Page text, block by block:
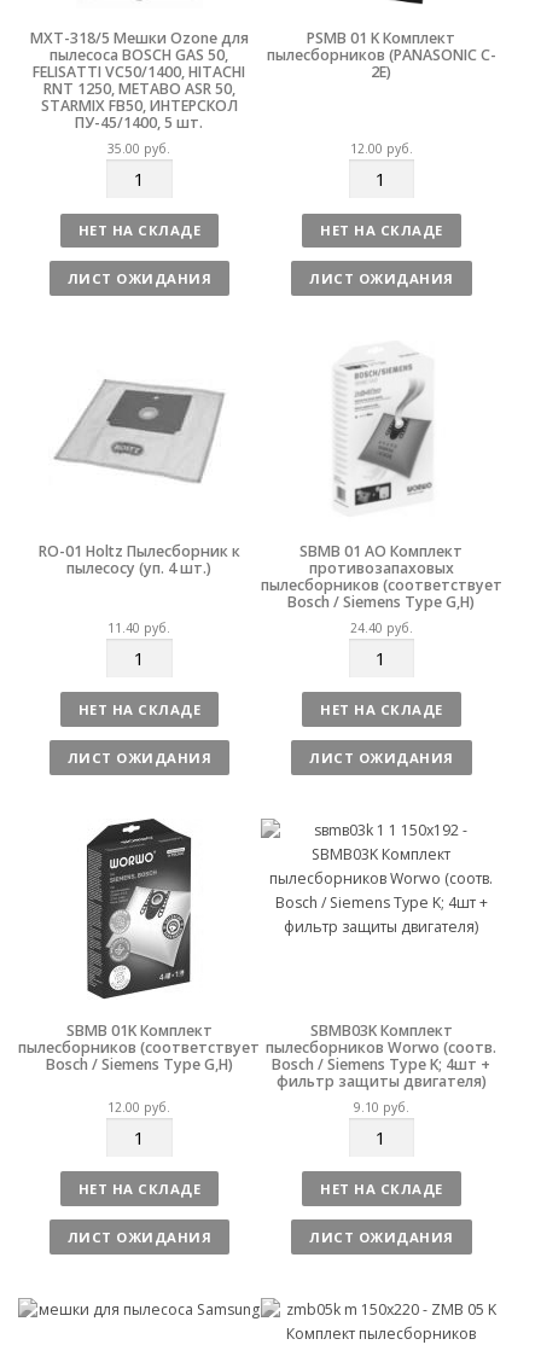
MXT-318/5 Мешки Ozone для
пылесоса BOSCH GAS 50,
FELISATTI VC50/1400, HITACHI
RNT 1250, METABO ASR 50,
STARMIX FB50, ИНТЕРСКОЛ
ПУ-45/1400, 5 шт.
35.00 руб.
л
и
ч
е
о
НЕТ НА СКЛАДЕ
ЛИСТ ОЖИДАНИЯ
PSMB 01 K Комплект
пылесборников (PANASONIC C-
2E)
12.00 руб.
л
и
ч
е
в
о
НЕТ НА СКЛАДЕ
ЛИСТ ОЖИДАНИЯ
RO-01 Holtz Пылесборник к
пылесосу (уп. 4 шт.)
11.40 руб.
л
и
ч
е
о
НЕТ НА СКЛАДЕ
ЛИСТ ОЖИДАНИЯ
SBMB 01 AO Комплект
противозапаховых
пылесборников (соответствует
Bosch / Siemens Type G,H)
24.40 руб.
л
и
ч
е
НЕТ НА СКЛАДЕ
ЛИСТ ОЖИДАНИЯ
SBMB 01K Комплект
пылесборников (соответствует
Bosch / Siemens Type G,H)
12.00 руб.
л
и
ч
е
НЕТ НА СКЛАДЕ
ЛИСТ ОЖИДАНИЯ
SBMB03K Комплект
пылесборников Worwo (соотв.
Bosch / Siemens Type K; 4шт +
фильтр защиты двигателя)
9.10 руб.
л
и
ч
е
НЕТ НА СКЛАДЕ
ЛИСТ ОЖИДАНИЯ